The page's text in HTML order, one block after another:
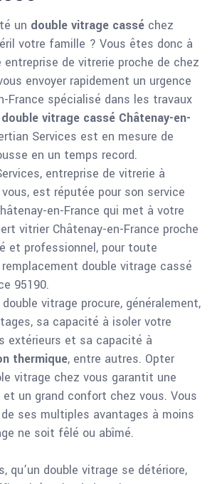
un double vitrage cassé chez
votre famille ? Vous êtes donc à
entreprise de vitrerie proche de chez
envoyer rapidement un urgence
France spécialisé dans les travaux
vitrage cassé Châtenay-en-
Services est en mesure de
en un temps record.
entreprise de vitrerie à
est réputée pour son service
en-France qui met à votre
vitrier Châtenay-en-France proche
et professionnel, pour toute
double vitrage cassé
95190.
vitrage procure, généralement,
sa capacité à isoler votre
extérieurs et sa capacité à
thermique, entre autres. Opter
vitrage chez vous garantit une
un grand confort chez vous. Vous
ses multiples avantages à moins
ne soit fêlé ou abîmé.
qu’un double vitrage se détériore,